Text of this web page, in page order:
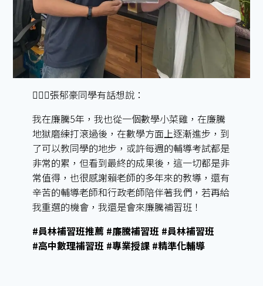
🙋🏻‍♂️張郁豪同學有話想說：
我在廉騰5年，我也從一個數學小菜雞，在廉騰
地獄磨練打滾過後，在數學方面上逐漸進步，到
了可以教同學的地步，或許每週的輔導考試都是
非常的累，但看到最終的成果後，這一切都是非
常值得，也很感謝賴老師的多年來的教導，還有
辛苦的輔導老師和行政老師陪伴著我們，若再給
我重選的機會，我還是會來廉騰補習班！
#員林補習班推薦 #廉騰補習班 #員林補習班
#高中數理補習班 #專業授課 #精準化輔導